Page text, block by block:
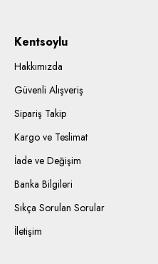
Kentsoylu
Hakkımızda
Güvenli Alışveriş
Sipariş Takip
Kargo ve Teslimat
İade ve Değişim
Banka Bilgileri
Sıkça Sorulan Sorular
İletişim